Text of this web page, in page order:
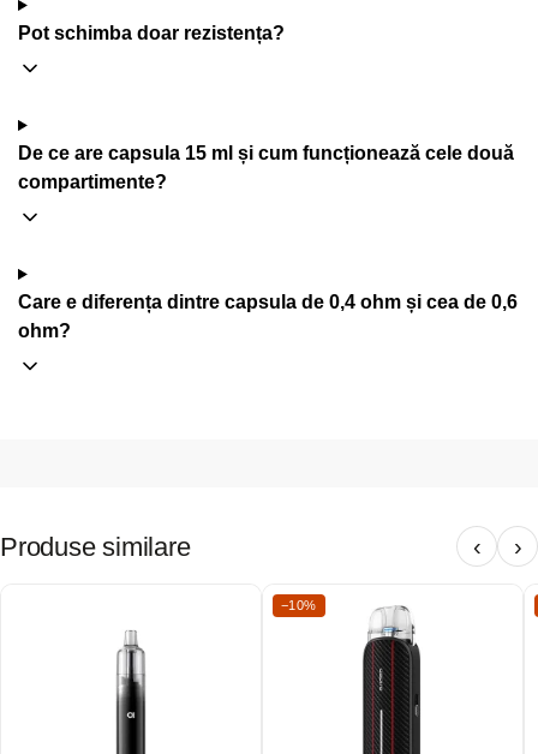
Pot schimba doar rezistența?
De ce are capsula 15 ml și cum funcționează cele două
compartimente?
Care e diferența dintre capsula de 0,4 ohm și cea de 0,6
ohm?
Produse similare ‹ ›
−10%